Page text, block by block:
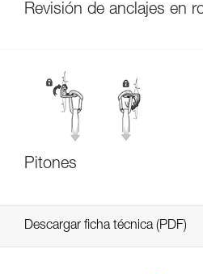
Revisión de anclajes en
Pitones
Descargar ficha técnica (PDF)